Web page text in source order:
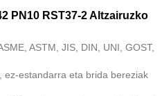
PN10 RST37-2 Altzairuzko
ASTM, JIS, DIN, UNI, GOST,
ez-estandarra eta brida bereziak